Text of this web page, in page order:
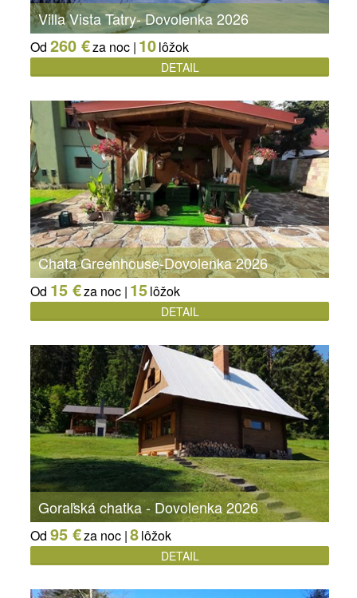
Villa Vista Tatry- Dovolenka 2026
Od 260 €za noc | 10lôžok
DETAIL
Chata Greenhouse-Dovolenka 2026
Od 15 €za noc | 15lôžok
DETAIL
Goraľská chatka - Dovolenka 2026
Od 95 €za noc |8lôžok
DETAIL